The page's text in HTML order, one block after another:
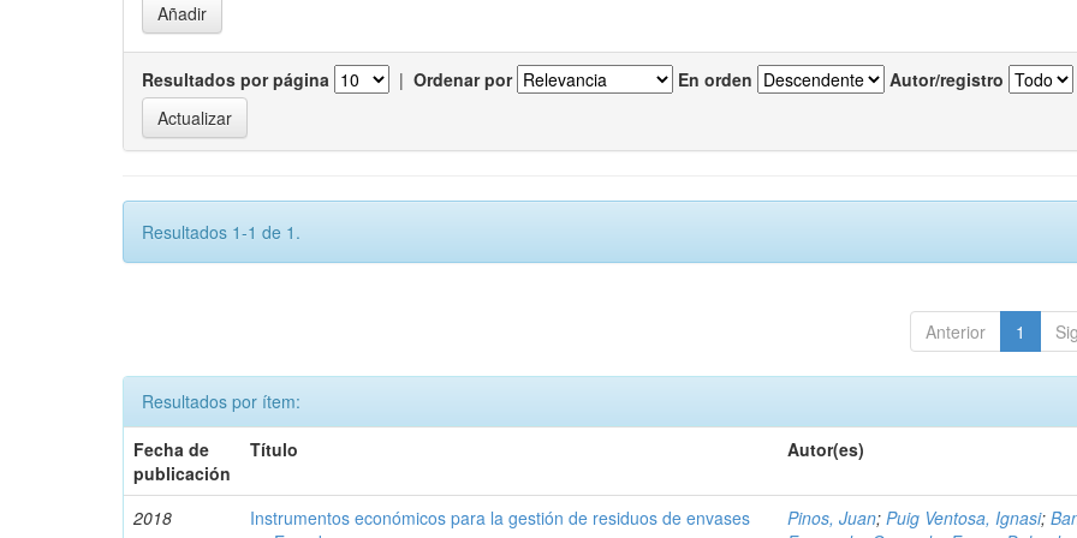
Resultados por página | Ordenar por En orden Autor/registro
Resultados 1-1 de 1.
Anterior 1
Resultados por ítem:
Fecha de
publicación
Título Autor(es)
2018
Instrumentos económicos para la gestión de residuos de envases
Pinos, Juan;Puig Ventosa, Ignasi;